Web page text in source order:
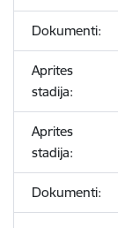
Dokumenti:
Aprites
stadija:
Aprites
stadija:
Dokumenti: